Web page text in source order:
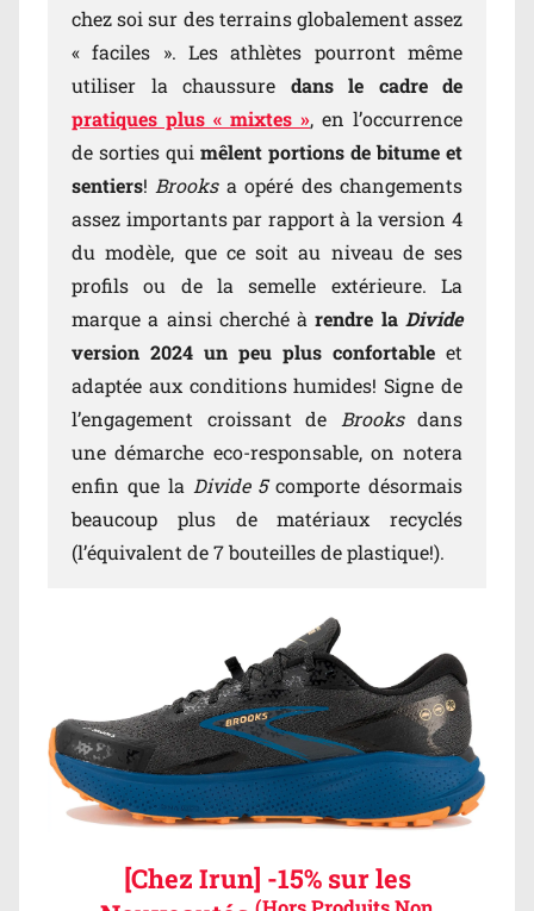
chez soi sur des terrains globalement assez
« faciles ». Les athlètes pourront même
utiliser la chaussure dans le cadre de
pratiques plus « mixtes », en l’occurrence
de sorties qui mêlent portions de bitume et
sentiers! Brooks a opéré des changements
assez importants par rapport à la version 4
du modèle, que ce soit au niveau de ses
profils ou de la semelle extérieure. La
marque a ainsi cherché à rendre la Divide
version 2024 un peu plus confortable et
adaptée aux conditions humides! Signe de
l’engagement croissant de
Brooks dans
une démarche eco-responsable, on notera
enfin que la Divide 5comporte désormais
beaucoup plus de matériaux recyclés
(l’équivalent de 7 bouteilles de plastique!).
[Chez Irun] -15% sur les